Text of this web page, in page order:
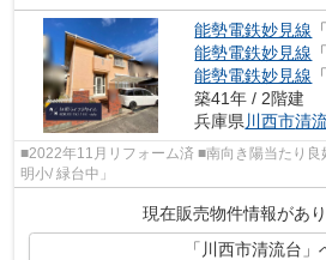
能勢電鉄妙見線
能勢電鉄妙見線 「
能勢電鉄妙見線
築41年 / 2階建
兵庫県 川西市清
■2022年11月リフォーム済 ■南向き陽当たり
明小/ 緑台中」
現在販売物件情報があり
「川西市清流台」